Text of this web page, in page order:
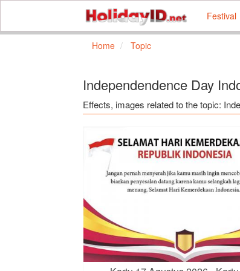
Festival
Home Topic
Independendence Day
Effects, images related to the topic: